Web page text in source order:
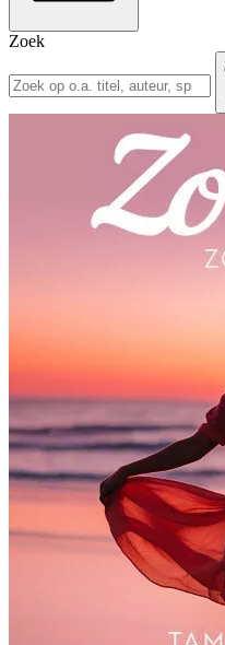
Zoek